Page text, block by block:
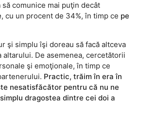
comunice mai puţin decât
, cu un procent de 34%, în timp ce pe
şi simplu îşi doreau să facă altceva
De asemenea, cercetătorii
şi emoţionale, în timp ce
Practic, trăim în era în
nesatisfăcător pentru că nu ne
dragostea dintre cei doi a